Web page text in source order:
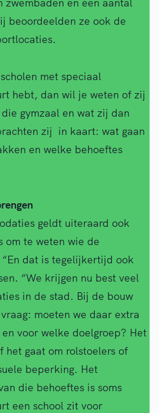
beoordeelden ze ook de
met speciaal
hebt, dan wil je weten of zij
gymzaal en wat zij dan
zij in kaart: wat gaan
en welke behoeftes
geldt uiteraard ook
om te weten wie de
dat is tegelijkertijd ook
“We krijgen nu best veel
in de stad. Bij de bouw
moeten we daar extra
voor welke doelgroep? Het
het gaat om rolstoelers of
beperking. Het
die behoeftes is soms
een school zit voor